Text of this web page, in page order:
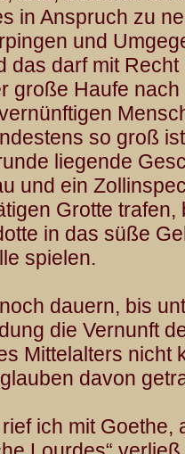
in Anspruch zu
und
das darf mit
große Haufe
so groß
liegende
und ein
Grotte
in das süße
spielen.
dauern, bis
die Vernunft
Mittelalters nicht
davon
ich mit